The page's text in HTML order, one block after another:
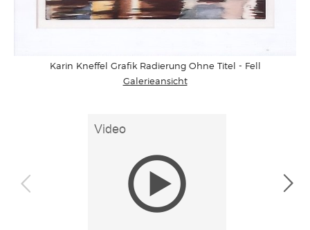
Karin Kneffel Grafik Radierung Ohne Titel - Fell
Galerieansicht